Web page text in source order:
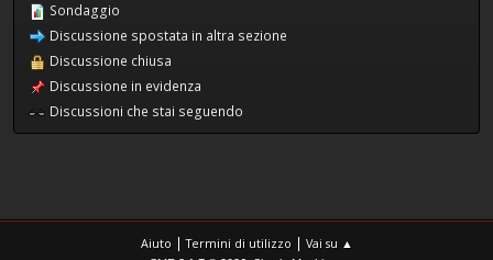
Sondaggio
Discussione spostata in altra sezione
Discussione chiusa
Discussione in evidenza
Discussioni che stai seguendo
Aiuto |Termini di utilizzo | Vai su ▲